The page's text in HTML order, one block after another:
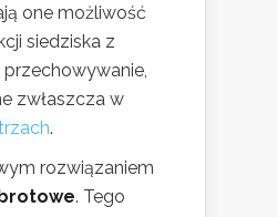
one możliwość
siedziska z
zwłaszcza w
.
rozwiązaniem
. Tego